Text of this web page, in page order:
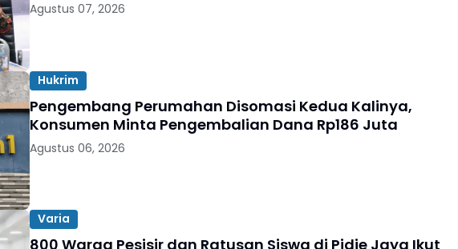
Agustus 07, 2026
Hukrim
Pengembang Perumahan Disomasi Kedua Kalinya,
Konsumen Minta Pengembalian Dana Rp186 Juta
Agustus 06, 2026
Varia
800 Warga Pesisir dan Ratusan Siswa di Pidie Jaya Ikut